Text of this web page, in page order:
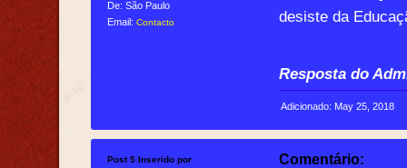
De: São Paulo
Email:Contacto
desiste da
Resposta do
Adicionado: May 25, 2018
Post 5 Inserido por Comentário: